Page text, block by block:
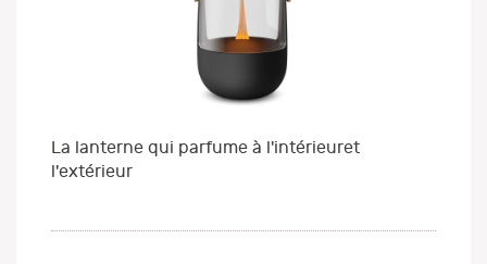
La lanterne qui parfume à l'intérieuret
l'extérieur